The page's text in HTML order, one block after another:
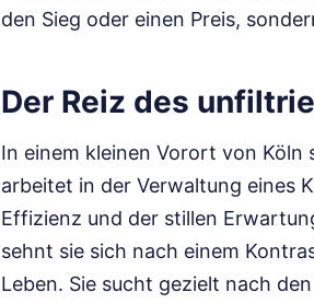
den Sieg oder einen Preis,
Der Reiz des
In einem kleinen Vorort von Köln
arbeitet in der Verwaltung eines
Effizienz und der stillen
sehnt sie sich nach einem
Leben. Sie sucht gezielt nach